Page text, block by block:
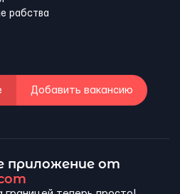
рабства
Добавить вакансию
приложение от